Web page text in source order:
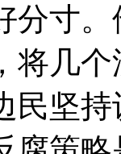
分寸
将几
民坚